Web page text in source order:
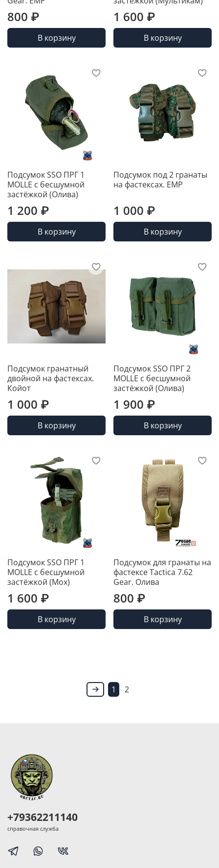
800 ₽
В корзину
1 600 ₽
В корзину
Подсумок SSO ПРГ 1
MOLLE с бесшумной
застёжкой (Олива)
1 200 ₽
В корзину
Подсумок под 2 гранаты
на фастексах. ЕМР
1 000 ₽
В корзину
Подсумок гранатный
двойной на фастексах.
Койот
1 000 ₽
В корзину
Подсумок SSO ПРГ 2
MOLLE с бесшумной
застёжкой (Олива)
1 900 ₽
В корзину
Подсумок SSO ПРГ 1
MOLLE с бесшумной
застёжкой (Мох)
1 600 ₽
В корзину
Подсумок для гранаты на
фастексе Tactica 7.62
Gear. Олива
800 ₽
В корзину
1 2
+79362211140
справочная служба